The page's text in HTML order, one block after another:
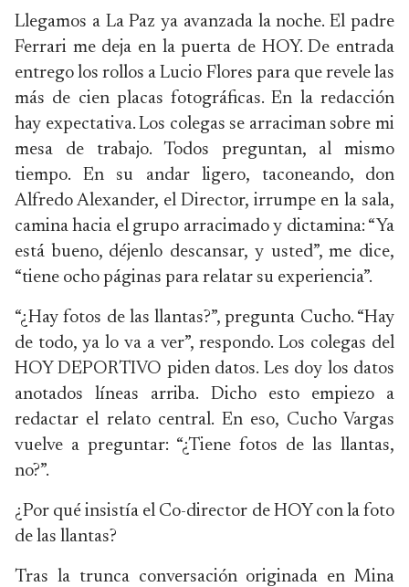
Llegamos a La Paz ya avanzada la noche. El padre
Ferrari me deja en la puerta de HOY. De entrada
entrego los rollos a Lucio Flores para que revele las
más de cien placas fotográficas. En la redacción
hay expectativa. Los colegas se arraciman sobre mi
mesa de trabajo. Todos preguntan, al mismo
tiempo. En su andar ligero, taconeando, don
Alfredo Alexander, el Director, irrumpe en la sala,
camina hacia el grupo arracimado y dictamina: “Ya
está bueno, déjenlo descansar, y usted”, me dice,
“tiene ocho páginas para relatar su experiencia”.
“¿Hay fotos de las llantas?”, pregunta Cucho. “Hay
de todo, ya lo va a ver”, respondo. Los colegas del
HOY DEPORTIVO piden datos. Les doy los datos
anotados líneas arriba. Dicho esto empiezo a
redactar el relato central. En eso, Cucho Vargas
vuelve a preguntar: “¿Tiene fotos de las llantas,
no?”.
¿Por qué insistía el Co-director de HOY con la foto
de las llantas?
Tras la trunca conversación originada en Mina